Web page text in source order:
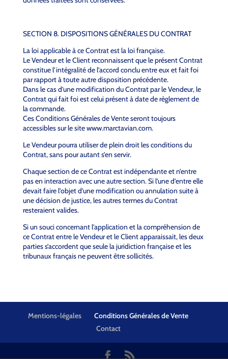
SECTION 8. DISPOSITIONS GÉNÉRALES DU CONTRAT
La loi applicable à ce Contrat est la loi française.
Le Vendeur et le Client reconnaissent que le présent Contrat
constitue l’intégralité de l’accord conclu entre eux et fait foi
par rapport à toute autre disposition précédente.
Dans le cas d’une modification du Contrat par le Vendeur, le
Contrat qui fait foi est celui présent à date de règlement de
la commande.
Ces Conditions Générales de Vente seront toujours
accessibles sur le site www.marctavian.com.
Le Vendeur pourra utiliser de plein droit les conditions du
Contrat, sans pour autant s’en servir.
Chaque section de ce Contrat est indépendante et n’entre
pas en interaction avec une autre section. Si l’une d’entre elle
devait faire l’objet d’une modification ou annulation suite à
une décision de justice, les autres termes du Contrat
resteraient valides.
Si un souci concernant l’application et la compréhension de
ce Contrat entre le Vendeur et le Client apparaissait, les deux
parties s’accordent que seule la juridiction française et les
tribunaux français ne peuvent être sollicités.
Mentions-légales
Conditions Générales de Vente
Contact